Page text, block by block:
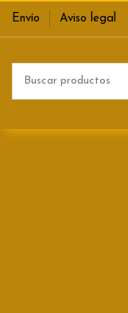
Envío Aviso legal